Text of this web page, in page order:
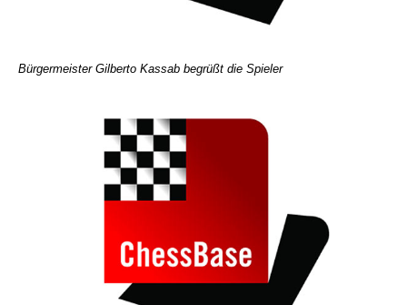
Bürgermeister Gilberto Kassab begrüßt die Spieler